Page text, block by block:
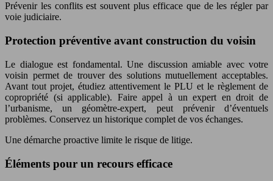
Prévenir les conflits est souvent plus efficace que de les régler par
voie judiciaire.
Protection préventive avant construction du voisin
Le dialogue est fondamental. Une discussion amiable avec votre
voisin permet de trouver des solutions mutuellement acceptables.
Avant tout projet, étudiez attentivement le PLU et le règlement de
copropriété (si applicable). Faire appel à un expert en droit de
l’urbanisme, un géomètre-expert, peut prévenir d’éventuels
problèmes. Conservez un historique complet de vos échanges.
Une démarche proactive limite le risque de litige.
Éléments pour un recours efficace